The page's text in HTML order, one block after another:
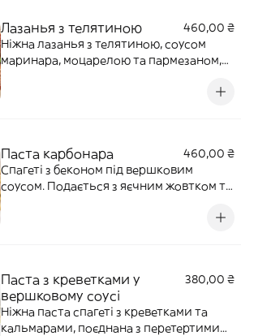
Лазанья з телятиною
460,00 ₴
Ніжна лазанья з телятиною, соусом
маринара, моцарелою та пармезаном,
Паста карбонара
460,00 ₴
Спагеті з беконом під вершковим
соусом. Подається з яєчним жовтком та
Паста з креветками у
вершковому соусі
380,00 ₴
Ніжна паста спагеті з креветками та
кальмарами, поєднана з перетертими